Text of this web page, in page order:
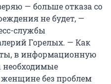
— больше отказа со
не будет, —
службы
Горелых. — Как
в информационную
необходимые
без проблем